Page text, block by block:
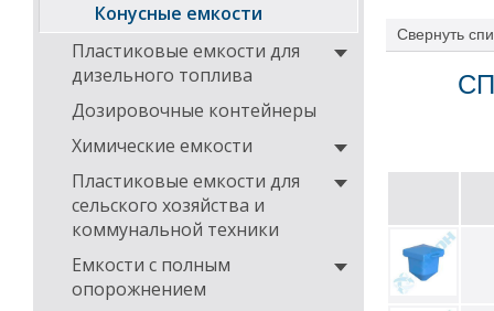
Конусные емкости
Пластиковые емкости для
дизельного топлива
Дозировочные контейнеры
Химические емкости
Пластиковые емкости для
сельского хозяйства и
коммунальной техники
Емкости с полным
опорожнением
Свернуть